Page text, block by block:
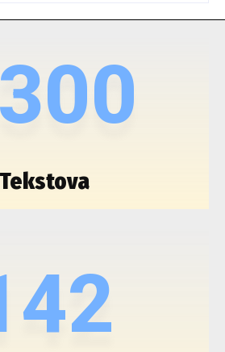
Tekstova